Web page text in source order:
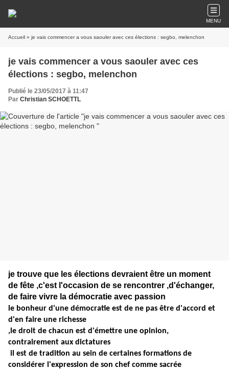
MENU
Accueil » je vais commencer a vous saouler avec ces élections : segbo, melenchon
je vais commencer a vous saouler avec ces
élections : segbo, melenchon
Publié le 23/05/2017 à 11:47
Par Christian SCHOETTL
je trouve que les élections devraient être un moment
de fête ,c'est l'occasion de se rencontrer ,d'échanger,
de faire vivre la démocratie avec passion
le bonheur d'une démocratie est de ne pas être d'accord et
d'en faire une richesse
,le droit de chacun est d'émettre une opinion,
contrairement aux dictatures
il est de tradition au sein de certaines formations de
considérer l'expression de son chef comme sacrée